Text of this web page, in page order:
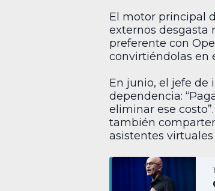
El motor principal
externos desgasta
preferente con
convirtiéndolas en
En junio, el jefe de
dependencia:
eliminar ese
también
asistentes